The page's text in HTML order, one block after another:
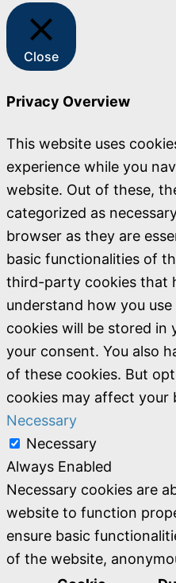
Close
Privacy Overview
This website uses
experience while you
website. Out of these,
categorized as
browser as they are
basic functionalities of
third-party cookies that
understand how you
cookies will be stored in
your consent. You also
of these cookies. But
cookies may affect your
Necessary
Necessary
Always Enabled
Necessary cookies are
website to function
ensure basic
of the website,